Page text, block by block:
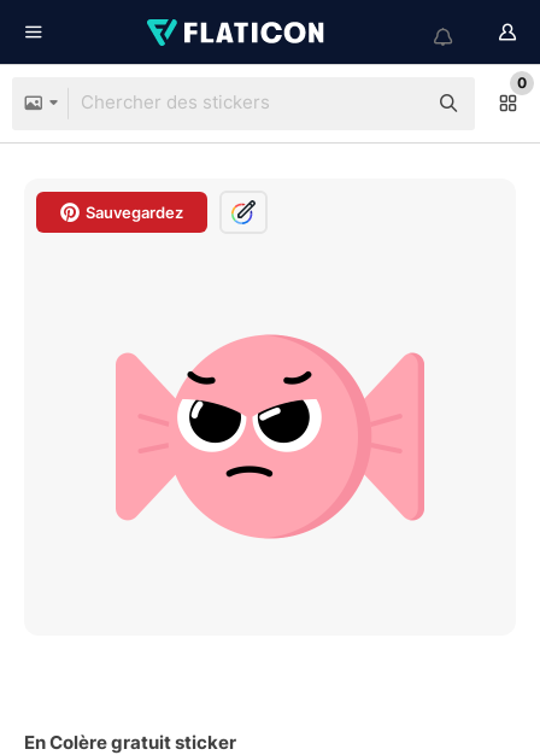
0
Sauvegardez
En Colère gratuit sticker